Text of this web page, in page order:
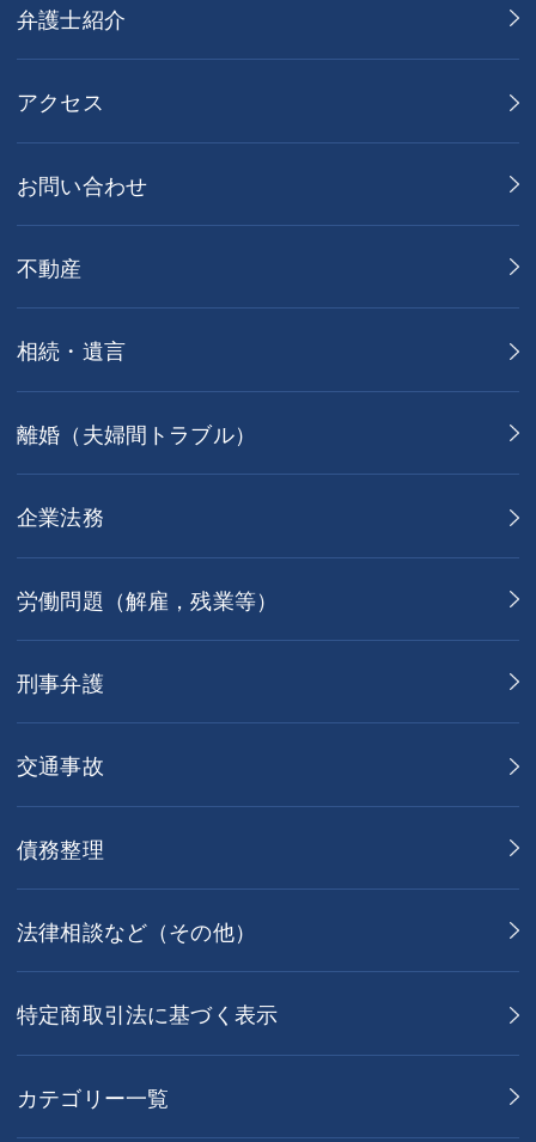
弁護士紹介
アクセス
お問い合わせ
不動産
相続・遺言
離婚（夫婦間トラブル）
企業法務
労働問題（解雇，残業等）
刑事弁護
交通事故
債務整理
法律相談など（その他）
特定商取引法に基づく表示
カテゴリー一覧